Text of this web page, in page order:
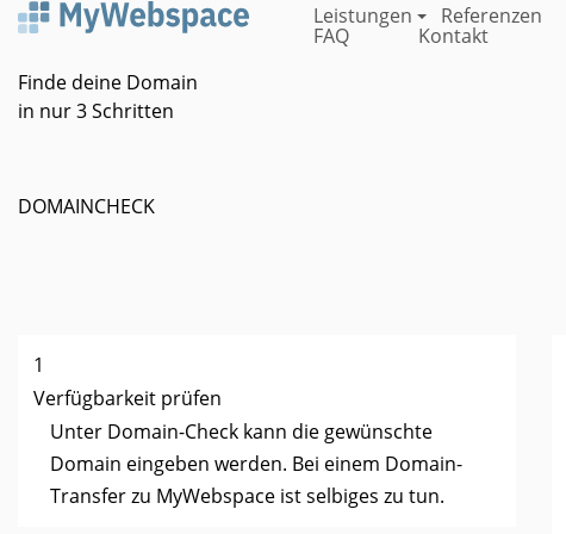
Direkt
Inhalt
Leistungen Referenzen
FAQ Kontakt
Finde deine Domain
in nur 3 Schritten
DOMAINCHECK
1
Verfügbarkeit prüfen
Unter Domain-Check kann die gewünschte
Domain eingeben werden. Bei einem Domain-
Transfer zu MyWebspace ist selbiges zu tun.